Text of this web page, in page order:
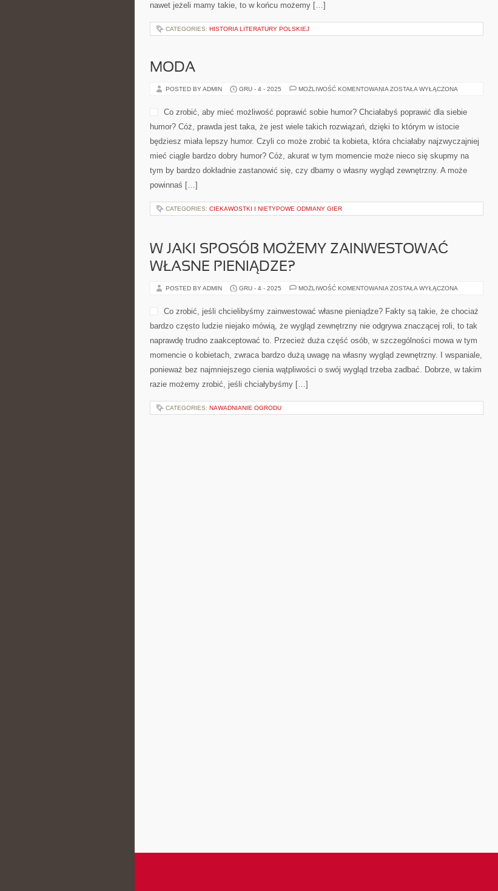
nawet jeżeli mamy takie, to w końcu możemy […]
CATEGORIES: HISTORIA LITERATURY POLSKIEJ
MODA
POSTED BY ADMIN GRU - 4 - 2025 MOŻLIWOŚĆ KOMENTOWANIA MODA
ZOSTAŁA WYŁĄCZONA
Co zrobić, aby mieć możliwość poprawić sobie humor? Chciałabyś poprawić dla siebie
humor? Cóż, prawda jest taka, że jest wiele takich rozwiązań, dzięki to którym w istocie
będziesz miała lepszy humor. Czyli co może zrobić ta kobieta, która chciałaby najzwyczajniej
mieć ciągle bardzo dobry humor? Cóż, akurat w tym momencie może nieco się skupmy na
tym by bardzo dokładnie zastanowić się, czy dbamy o własny wygląd zewnętrzny. A może
powinnaś […]
CATEGORIES: CIEKAWOSTKI I NIETYPOWE ODMIANY GIER
W JAKI SPOSÓB MOŻEMY ZAINWESTOWAĆ
WŁASNE PIENIĄDZE?
POSTED BY ADMIN GRU - 4 - 2025 MOŻLIWOŚĆ KOMENTOWANIA W
MOŻEMY
ZAINWESTOWAĆ
PIENIĄDZE?
ZOSTAŁA WYŁĄCZONA
Co zrobić, jeśli chcielibyśmy zainwestować własne pieniądze? Fakty są takie, że chociaż
bardzo często ludzie niejako mówią, że wygląd zewnętrzny nie odgrywa znaczącej roli, to tak
naprawdę trudno zaakceptować to. Przecież duża część osób, w szczególności mowa w tym
momencie o kobietach, zwraca bardzo dużą uwagę na własny wygląd zewnętrzny. I wspaniale,
ponieważ bez najmniejszego cienia wątpliwości o swój wygląd trzeba zadbać. Dobrze, w takim
razie możemy zrobić, jeśli chciałybyśmy […]
CATEGORIES: NAWADNIANIE OGRODU